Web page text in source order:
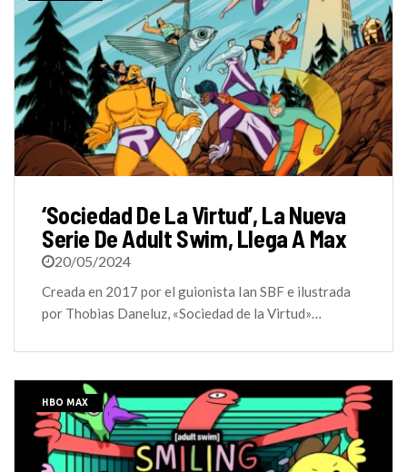
‘Sociedad De La Virtud’, La Nueva
Serie De Adult Swim, Llega A Max
20/05/2024
Creada en 2017 por el guionista Ian SBF e ilustrada
por Thobias Daneluz, «Sociedad de la Virtud»…
HBO MAX